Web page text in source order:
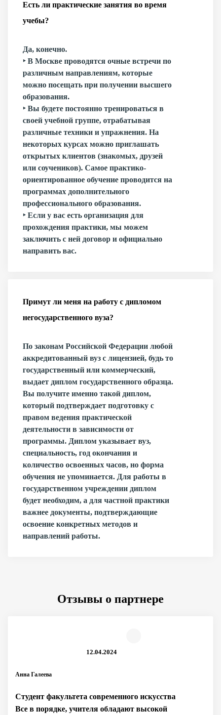
Есть ли практические занятия во время
учебы?
Да, конечно.
‣ В Москве проводятся очные встречи по
различным направлениям, которые
можно посещать при получении высшего
образования.
‣ Вы будете постоянно тренироваться в
своей учебной группе, отрабатывая
различные техники и упражнения. На
некоторых курсах можно приглашать
открытых клиентов (знакомых, друзей
или соучеников). Самое практико-
ориентированное обучение проводится на
программах дополнительного
профессионального образования.
‣ Если у вас есть организация для
прохождения практики, мы можем
заключить с ней договор и официально
направить вас.
Примут ли меня на работу с дипломом
негосударственного вуза?
По законам Российской Федерации любой
аккредитованный вуз с лицензией, будь то
государственный или коммерческий,
выдает диплом государственного образца.
Вы получите именно такой диплом,
который подтверждает подготовку с
правом ведения практической
деятельности в зависимости от
программы. Диплом указывает вуз,
специальность, год окончания и
количество освоенных часов, но форма
обучения не упоминается. Для работы в
государственном учреждении диплом
будет необходим, а для частной практики
важнее документы, подтверждающие
освоение конкретных методов и
направлений работы.
Отзывы о партнере
Анна Галеева
12.04.2024
Студент факультета современного искусства
Все в порядке, учителя обладают высокой